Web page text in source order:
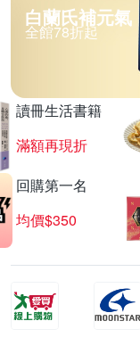
白蘭氏補元氣
全館78折起
讀冊生活書籍
滿額再現折
回購第一名
均價$350